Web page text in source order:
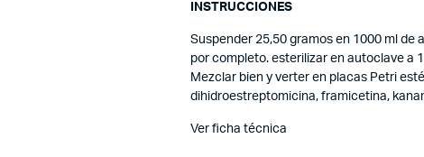
INSTRUCCIONES
Suspender 25,50 gramos en 1000 ml de
por completo. esterilizar en autoclave a
Mezclar bien y verter en placas Petri
dihidroestreptomicina, framicetina,
Ver ficha técnica